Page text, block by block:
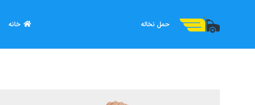
حمل نخاله خانه